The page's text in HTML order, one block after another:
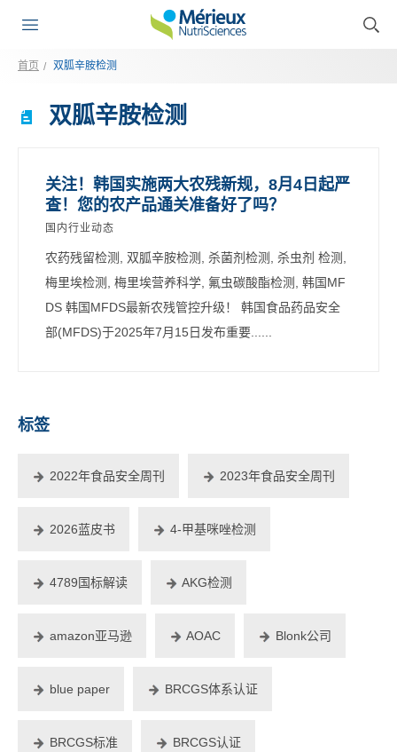
首页 双胍辛胺检测
双胍辛胺检测
关注！韩国实施两大农残新规，8月4日起严
查！您的农产品通关准备好了吗？
国内行业动态
农药残留检测, 双胍辛胺检测, 杀菌剂检测, 杀虫剂 检测,
梅里埃检测, 梅里埃营养科学, 氟虫碳酸酯检测, 韩国MF
DS 韩国MFDS最新农残管控升级！ 韩国食品药品安全
部(MFDS)于2025年7月15日发布重要......
标签
2022年食品安全周刊 2023年食品安全周刊
2026蓝皮书 4-甲基咪唑检测
4789国标解读 AKG检测
amazon亚马逊 AOAC Blonk公司
blue paper BRCGS体系认证
BRCGS标准 BRCGS认证